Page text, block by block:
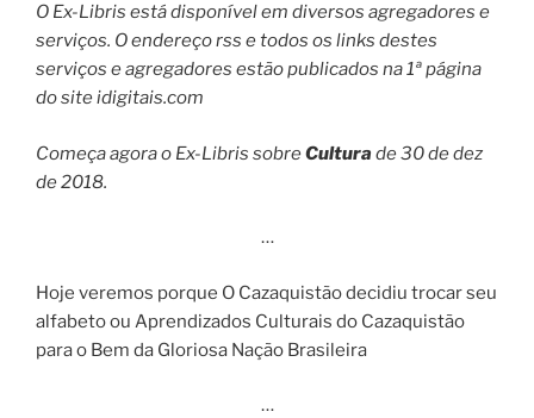
O Ex-Libris está disponível em diversos agregadores e
serviços. O endereço rss e todos os links destes
serviços e agregadores estão publicados na 1ª página
do site idigitais.com
Começa agora o Ex-Libris sobreCultura de 30 de dez
de 2018.
…
Hoje veremos porque O Cazaquistão decidiu trocar seu
alfabeto ou Aprendizados Culturais do Cazaquistão
para o Bem da Gloriosa Nação Brasileira
…